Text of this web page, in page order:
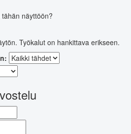
näyttöön?
Työkalut on hankittava erikseen.